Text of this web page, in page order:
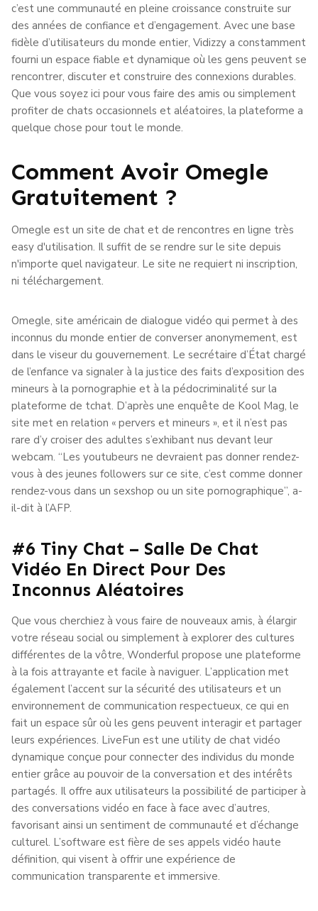
c’est une communauté en pleine croissance construite sur
des années de confiance et d’engagement. Avec une base
fidèle d’utilisateurs du monde entier, Vidizzy a constamment
fourni un espace fiable et dynamique où les gens peuvent se
rencontrer, discuter et construire des connexions durables.
Que vous soyez ici pour vous faire des amis ou simplement
profiter de chats occasionnels et aléatoires, la plateforme a
quelque chose pour tout le monde.
Comment Avoir Omegle
Gratuitement ?
Omegle est un site de chat et de rencontres en ligne très
easy d'utilisation. Il suffit de se rendre sur le site depuis
n'importe quel navigateur. Le site ne requiert ni inscription,
ni téléchargement.
Omegle, site américain de dialogue vidéo qui permet à des
inconnus du monde entier de converser anonymement, est
dans le viseur du gouvernement. Le secrétaire d’État chargé
de l’enfance va signaler à la justice des faits d’exposition des
mineurs à la pornographie et à la pédocriminalité sur la
plateforme de tchat. D’après une enquête de Kool Mag, le
site met en relation « pervers et mineurs », et il n’est pas
rare d’y croiser des adultes s’exhibant nus devant leur
webcam. “Les youtubeurs ne devraient pas donner rendez-
vous à des jeunes followers sur ce site, c’est comme donner
rendez-vous dans un sexshop ou un site pornographique”, a-
il-dit à l’AFP.
#6 Tiny Chat – Salle De Chat
Vidéo En Direct Pour Des
Inconnus Aléatoires
Que vous cherchiez à vous faire de nouveaux amis, à élargir
votre réseau social ou simplement à explorer des cultures
différentes de la vôtre, Wonderful propose une plateforme
à la fois attrayante et facile à naviguer. L’application met
également l’accent sur la sécurité des utilisateurs et un
environnement de communication respectueux, ce qui en
fait un espace sûr où les gens peuvent interagir et partager
leurs expériences. LiveFun est une utility de chat vidéo
dynamique conçue pour connecter des individus du monde
entier grâce au pouvoir de la conversation et des intérêts
partagés. Il offre aux utilisateurs la possibilité de participer à
des conversations vidéo en face à face avec d’autres,
favorisant ainsi un sentiment de communauté et d’échange
culturel. L’software est fière de ses appels vidéo haute
définition, qui visent à offrir une expérience de
communication transparente et immersive.